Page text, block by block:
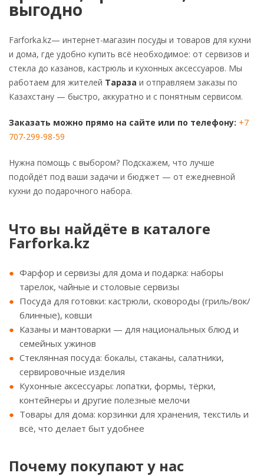
выгодно
Farforka.kz— интернет-магазин посуды и товаров для кухни
и дома, где удобно купить всё необходимое: от сервизов и
стекла до казанов, кастрюль и кухонных аксессуаров. Мы
работаем для жителей Тараза и отправляем заказы по
Казахстану — быстро, аккуратно и с понятным сервисом.
Заказать можно прямо на сайте или по телефону: +7
707-299-98-59
Нужна помощь с выбором? Подскажем, что лучше
подойдёт под ваши задачи и бюджет — от ежедневной
кухни до подарочного набора.
Что вы найдёте в каталоге
Farforka.kz
Фарфор и сервизы для дома и подарка: наборы
тарелок, чайные и столовые сервизы
Посуда для готовки: кастрюли, сковороды (гриль/вок/
блинные), ковши
Казаны и мантоварки — для национальных блюд и
семейных ужинов
Стеклянная посуда: бокалы, стаканы, салатники,
сервировочные изделия
Кухонные аксессуары: лопатки, формы, тёрки,
контейнеры и другие полезные мелочи
Товары для дома: корзинки для хранения, текстиль и
всё, что делает быт удобнее
Почему покупают у нас